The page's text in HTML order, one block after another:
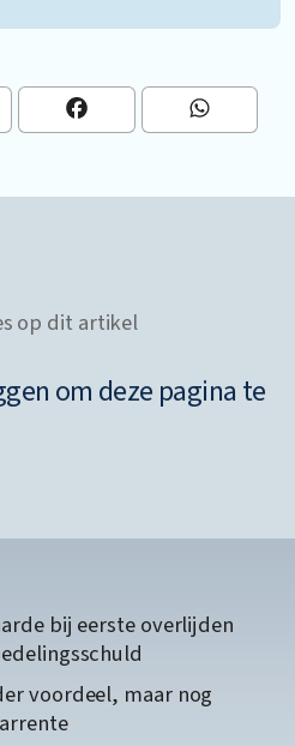
op dit artikel
om deze pagina te
bij eerste overlijden
voordeel, maar nog